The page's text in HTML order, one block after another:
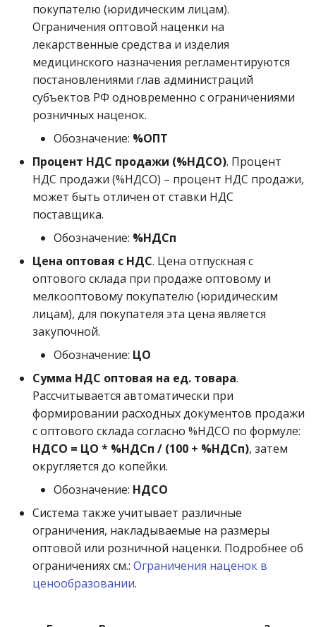
покупателю (юридическим лицам).
Ограничения оптовой наценки на
лекарственные средства и изделия
медицинского назначения регламентируются
постановлениями глав администраций
субъектов РФ одновременно с ограничениями
розничных наценок.
Обозначение: %ОПТ
Процент НДС продажи (%НДСО). Процент
НДС продажи (%НДСО) – процент НДС продажи,
может быть отличен от ставки НДС
поставщика.
Обозначение: %НДСп
Цена оптовая с НДС. Цена отпускная с
оптового склада при продаже оптовому и
мелкооптовому покупателю (юридическим
лицам), для покупателя эта цена является
закупочной.
Обозначение: ЦО
Сумма НДС оптовая на ед. товара.
Рассчитывается автоматически при
формировании расходных документов продажи
с оптового склада согласно %НДСО по формуле:
НДСО = ЦО * %НДСп / (100 + %НДСп), затем
округляется до копейки.
Обозначение: НДСО
Система также учитывает различные
ограничения, накладываемые на размеры
оптовой или розничной наценки. Подробнее об
ограничениях см.: Ограничения наценок в
ценообразовании.